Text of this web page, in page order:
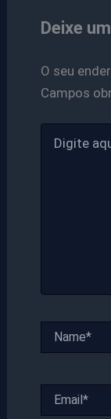
Deixe
O seu
Campos
aqui...